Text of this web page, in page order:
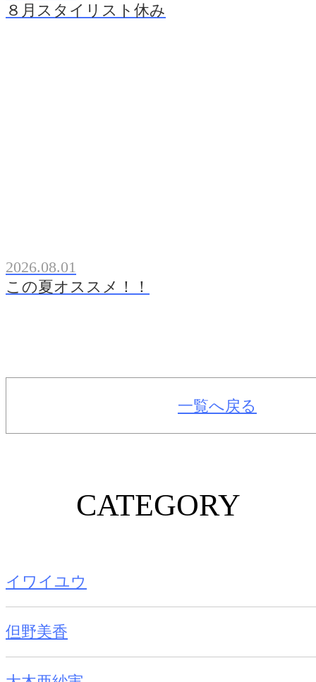
８月スタイリスト休み
2026.08.01
この夏オススメ！！
一覧へ戻る
CATEGORY
イワイユウ
但野美香